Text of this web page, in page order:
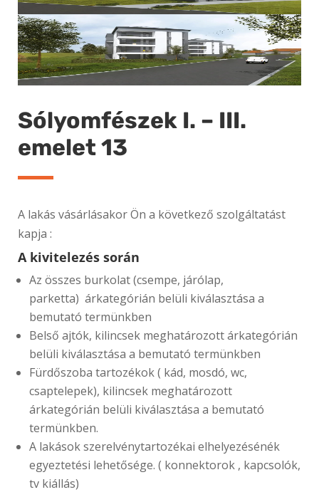
Sólyomfészek I. – III.
emelet 13
A lakás vásárlásakor Ön a következő szolgáltatást
kapja :
A kivitelezés során
Az összes burkolat (csempe, járólap,
parketta) árkategórián belüli kiválasztása a
bemutató termünkben
Belső ajtók, kilincsek meghatározott árkategórián
belüli kiválasztása a bemutató termünkben
Fürdőszoba tartozékok ( kád, mosdó, wc,
csaptelepek), kilincsek meghatározott
árkategórián belüli kiválasztása a bemutató
termünkben.
A lakások szerelvénytartozékai elhelyezésénék
egyeztetési lehetősége. ( konnektorok , kapcsolók,
tv kiállás)